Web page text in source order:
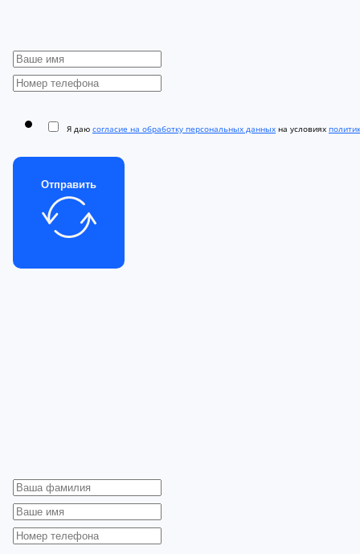
Я даю согласие на обработку персональных данных на условиях
Отправить